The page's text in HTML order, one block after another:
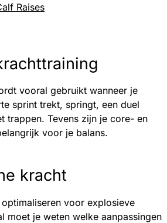
Raises
vooral gebruikt wanneer je
sprint trekt, springt, een duel
trappen. Tevens zijn je core- en
voor je balans.
kracht
voor explosieve
moet je weten welke aanpassingen